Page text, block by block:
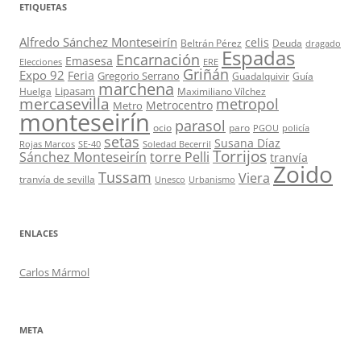
ETIQUETAS
Alfredo Sánchez Monteseirín Beltrán Pérez celis Deuda dragado
Elecciones Emasesa Encarnación ERE Espadas
Expo 92 Feria Gregorio Serrano Griñán Guadalquivir Guía
Huelga Lipasam marchena Maximiliano Vílchez
mercasevilla Metro Metrocentro metropol
monteseirín ocio parasol paro PGOU policía
Rojas Marcos SE-40 setas Soledad Becerril Susana Díaz
Sánchez Monteseirín torre Pelli Torrijos tranvía
tranvía de sevilla Tussam Unesco Urbanismo Viera Zoido
ENLACES
Carlos Mármol
META